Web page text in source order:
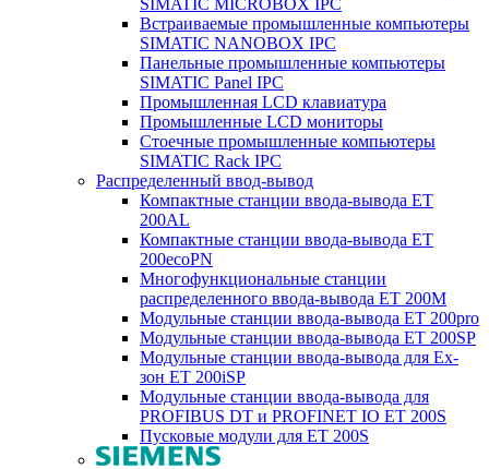
SIMATIC MICROBOX IPC
Встраиваемые промышленные компьютеры
SIMATIC NANOBOX IPC
Панельные промышленные компьютеры
SIMATIC Panel IPC
Промышленная LCD клавиатура
Промышленные LCD мониторы
Стоечные промышленные компьютеры
SIMATIC Rack IPC
Распределенный ввод-вывод
Компактные станции ввода-вывода ET
200AL
Компактные станции ввода-вывода ET
200ecoPN
Многофункциональные станции
распределенного ввода-вывода ET 200M
Модульные станции ввода-вывода ET 200pro
Модульные станции ввода-вывода ET 200SP
Модульные станции ввода-вывода для Ex-
зон ET 200iSP
Модульные станции ввода-вывода для
PROFIBUS DT и PROFINET IO ET 200S
Пусковые модули для ET 200S